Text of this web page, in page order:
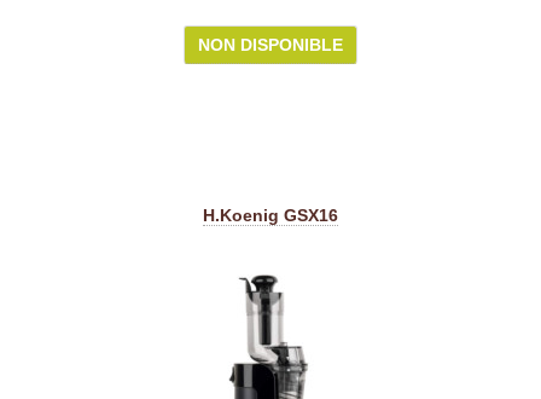
NON DISPONIBLE
H.Koenig GSX16